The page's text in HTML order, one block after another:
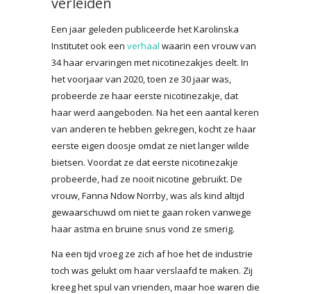
Een jaar geleden publiceerde het Karolinska
Institutet ook een verhaal waarin een vrouw van
34 haar ervaringen met nicotinezakjes deelt. In
het voorjaar van 2020, toen ze 30 jaar was,
probeerde ze haar eerste nicotinezakje, dat
haar werd aangeboden. Na het een aantal keren
van anderen te hebben gekregen, kocht ze haar
eerste eigen doosje omdat ze niet langer wilde
bietsen. Voordat ze dat eerste nicotinezakje
probeerde, had ze nooit nicotine gebruikt. De
vrouw, Fanna Ndow Norrby, was als kind altijd
gewaarschuwd om niet te gaan roken vanwege
haar astma en bruine snus vond ze smerig.
Na een tijd vroeg ze zich af hoe het de industrie
toch was gelukt om haar verslaafd te maken. Zij
kreeg het spul van vrienden, maar hoe waren die